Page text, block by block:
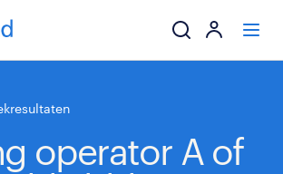
werkgevers
operator A of